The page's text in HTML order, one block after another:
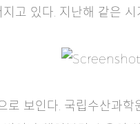
고 있다. 지난해 같은
보인다. 국립수산과